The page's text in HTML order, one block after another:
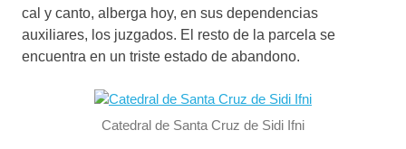
cal y canto, alberga hoy, en sus dependencias
auxiliares, los juzgados. El resto de la parcela se
encuentra en un triste estado de abandono.
Catedral de Santa Cruz de Sidi Ifni